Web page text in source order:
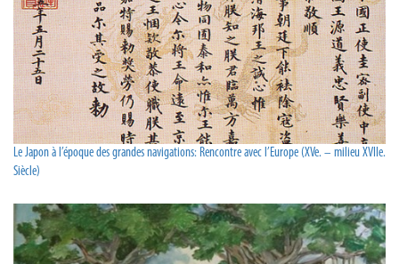
Le Japon à l’époque des grandes navigations: Rencontre avec l’Europe (XVe. – milieu XVIIe.
Siècle)